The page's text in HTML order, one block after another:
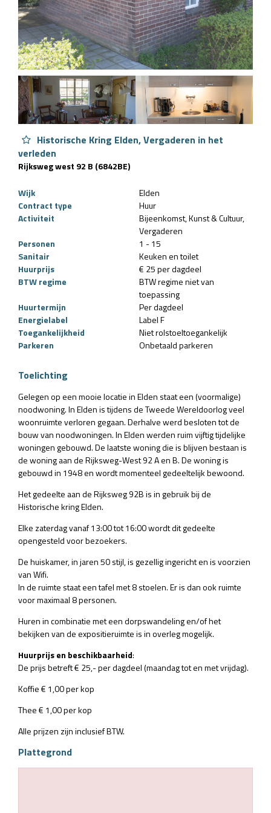
Historische Kring Elden, Vergaderen in het
verleden
Rijksweg west 92 B (6842BE)
Wijk
Elden
Contract type
Huur
Activiteit
Bijeenkomst Kunst & Cultuur
Vergaderen
Personen
1 - 15
Sanitair
Keuken en toilet
Huurprijs
€ 25 per dagdeel
BTW regime
BTW regime niet van
toepassing
Huurtermijn
Per dagdeel
Energielabel
Label F
Toegankelijkheid
Niet rolstoeltoegankelijk
Parkeren
Onbetaald parkeren
Toelichting
Gelegen op een mooie locatie in Elden staat een (voormalige)
noodwoning. In Elden is tijdens de Tweede Wereldoorlog veel
woonruimte verloren gegaan. Derhalve werd besloten tot de
bouw van noodwoningen. In Elden werden ruim vijftig tijdelijke
woningen gebouwd. De laatste woning die is blijven bestaan is
de woning aan de Rijksweg-West 92 A en B. De woning is
gebouwd in 1948 en wordt momenteel gedeeltelijk bewoond.
Het gedeelte aan de Rijksweg 92B is in gebruik bij de
Historische kring Elden.
Elke zaterdag vanaf 13:00 tot 16:00 wordt dit gedeelte
opengesteld voor bezoekers.
De huiskamer, in jaren 50 stijl, is gezellig ingericht en is voorzien
van Wifi.
In de ruimte staat een tafel met 8 stoelen. Er is dan ook ruimte
voor maximaal 8 personen.
Huren in combinatie met een dorpswandeling en/of het
bekijken van de expositieruimte is in overleg mogelijk.
Huurprijs en beschikbaarheid:
De prijs betreft € 25,- per dagdeel (maandag tot en met vrijdag).
Koffie € 1,00 per kop
Thee € 1,00 per kop
Alle prijzen zijn inclusief BTW.
Plattegrond